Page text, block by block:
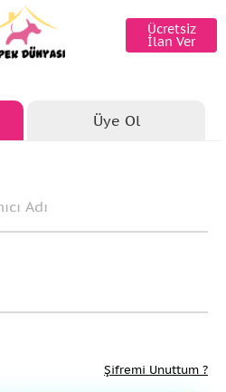
Ücretsiz
İlan Ver
Üye Ol
Şifremi Unuttum ?